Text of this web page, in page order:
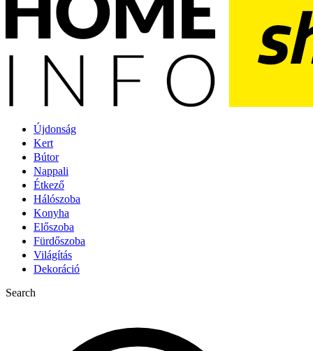
Újdonság
Kert
Bútor
Nappali
Étkező
Hálószoba
Konyha
Előszoba
Fürdőszoba
Világítás
Dekoráció
Search